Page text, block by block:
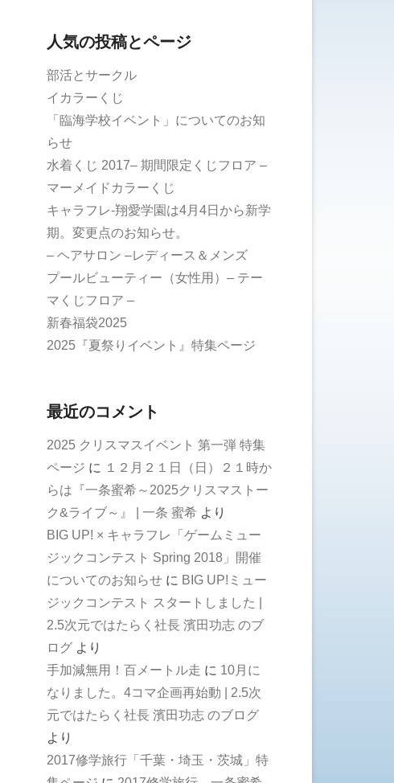
人気の投稿とページ
部活とサークル
イカラーくじ
「臨海学校イベント」についてのお知
らせ
水着くじ 2017– 期間限定くじフロア –
マーメイドカラーくじ
キャラフレ-翔愛学園は4月4日から新学
期。変更点のお知らせ。
– ヘアサロン –レディース＆メンズ
プールビューティー（女性用）– テー
マくじフロア –
新春福袋2025
2025『夏祭りイベント』特集ページ
最近のコメント
2025 クリスマスイベント 第一弾 特集
ページ に １２月２１日（日）２１時か
らは『一条蜜希～2025クリスマストー
ク&ライブ～』 | 一条 蜜希 より
BIG UP! × キャラフレ「ゲームミュー
ジックコンテスト Spring 2018」開催
についてのお知らせ に BIG UP!ミュー
ジックコンテスト スタートしました |
2.5次元ではたらく社長 濱田功志 のブ
ログ より
手加減無用！百メートル走 に 10月に
なりました。4コマ企画再始動 | 2.5次
元ではたらく社長 濱田功志 のブログ
より
2017修学旅行「千葉・埼玉・茨城」特